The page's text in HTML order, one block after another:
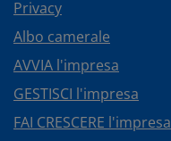
Privacy
Albo camerale
AVVIA l'impresa
GESTISCI l'impresa
FAI CRESCERE l'impresa